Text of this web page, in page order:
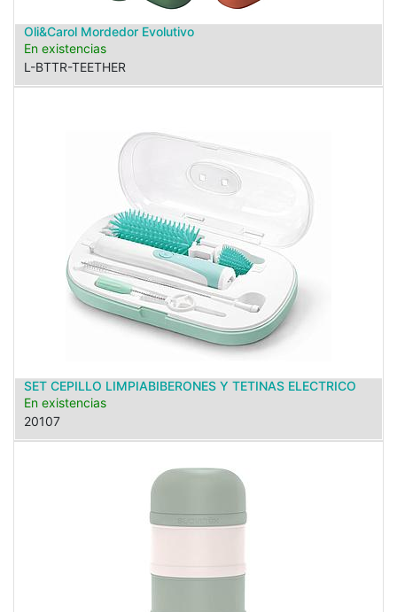
Oli&Carol Mordedor Evolutivo
En existencias
L-BTTR-TEETHER
SET CEPILLO LIMPIABIBERONES Y TETINAS ELECTRICO
En existencias
20107